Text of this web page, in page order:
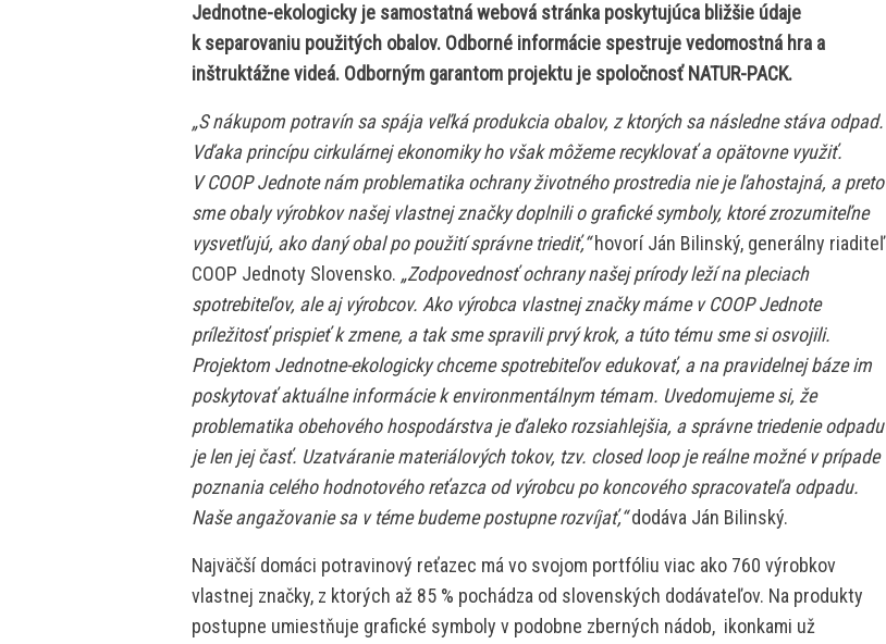
Jednotne-ekologicky je samostatná webová stránka poskytujúca bližšie údaje
k separovaniu použitých obalov. Odborné informácie spestruje vedomostná hra a
inštruktážne videá. Odborným garantom projektu je spoločnosť NATUR-PACK.
„S nákupom potravín sa spája veľká produkcia obalov, z ktorých sa následne stáva odpad.
Vďaka princípu cirkulárnej ekonomiky ho však môžeme recyklovať a opätovne využiť.
V COOP Jednote nám problematika ochrany životného prostredia nie je ľahostajná, a preto
sme obaly výrobkov našej vlastnej značky doplnili o grafické symboly, ktoré zrozumiteľne
vysvetľujú, ako daný obal po použití správne triediť,“hovorí Ján Bilinský, generálny riaditeľ
COOP Jednoty Slovensko. „Zodpovednosť ochrany našej prírody leží na pleciach
spotrebiteľov, ale aj výrobcov. Ako výrobca vlastnej značky máme v COOP Jednote
príležitosť prispieť k zmene, a tak sme spravili prvý krok, a túto tému sme si osvojili.
Projektom Jednotne-ekologicky chceme spotrebiteľov edukovať, a na pravidelnej báze im
poskytovať aktuálne informácie k environmentálnym témam. Uvedomujeme si, že
problematika obehového hospodárstva je ďaleko rozsiahlejšia, a správne triedenie odpadu
je len jej časť. Uzatváranie materiálových tokov, tzv. closed loop je reálne možné v prípade
poznania celého hodnotového reťazca od výrobcu po koncového spracovateľa odpadu.
Naše angažovanie sa v téme budeme postupne rozvíjať,“dodáva Ján Bilinský.
Najväčší domáci potravinový reťazec má vo svojom portfóliu viac ako 760 výrobkov
vlastnej značky, z ktorých až 85 % pochádza od slovenských dodávateľov. Na produkty
postupne umiestňuje grafické symboly v podobne zberných nádob, ikonkami už